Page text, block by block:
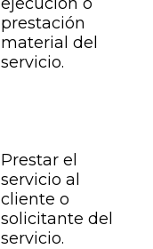
prestación
material del
servicio.
Prestar el
servicio al
cliente o
solicitante del
servicio.